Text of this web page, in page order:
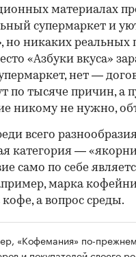
материалах
супермаркет и
но никаких реальных
«Азбуки вкуса»
нет —
по тысяче причин, а
никому не нужно,
всего
категория —
само по себе
марка
кофе, а вопрос среды.
«Кофемания» по-